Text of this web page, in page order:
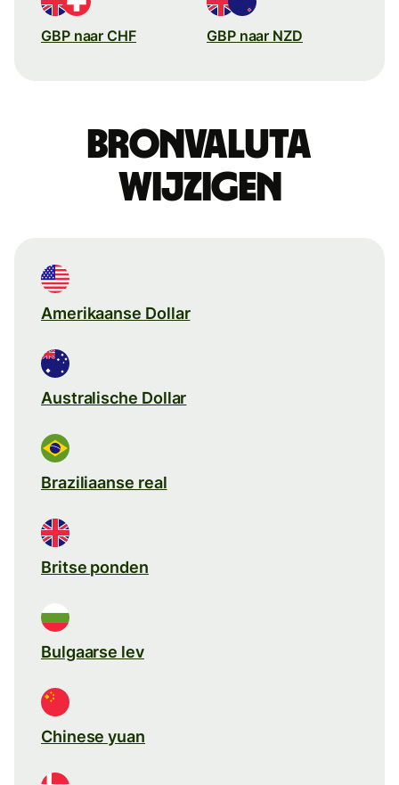
GBP naar CHF GBP naar NZD
Bronvaluta
wijzigen
Amerikaanse Dollar
Australische Dollar
Braziliaanse real
Britse ponden
Bulgaarse lev
Chinese yuan